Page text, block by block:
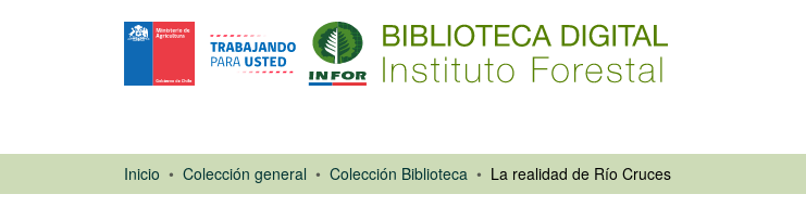
Inicio Colección general Colección Biblioteca La realidad de Río Cruces